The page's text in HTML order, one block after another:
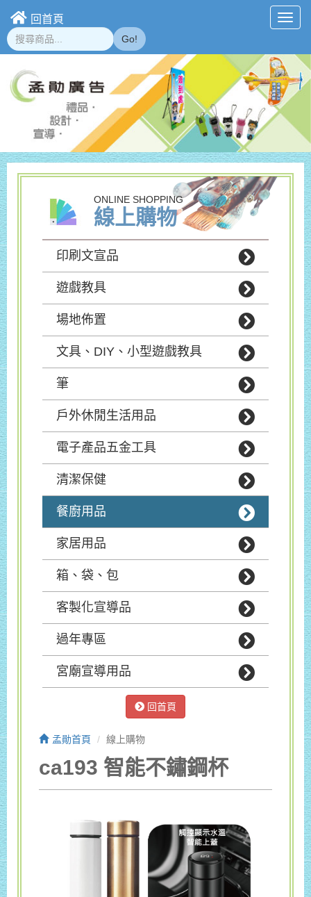
回首頁
Go!
ONLINE SHOPPING
線上購物
印刷文宣品
遊戲教具
場地佈置
文具、DIY、小型遊戲教具
筆
戶外休閒生活用品
電子產品五金工具
清潔保健
餐廚用品
家居用品
箱、袋、包
客製化宣導品
過年專區
宮廟宣導用品
回首頁
孟勛首頁 線上購物
ca193 智能不鏽鋼杯